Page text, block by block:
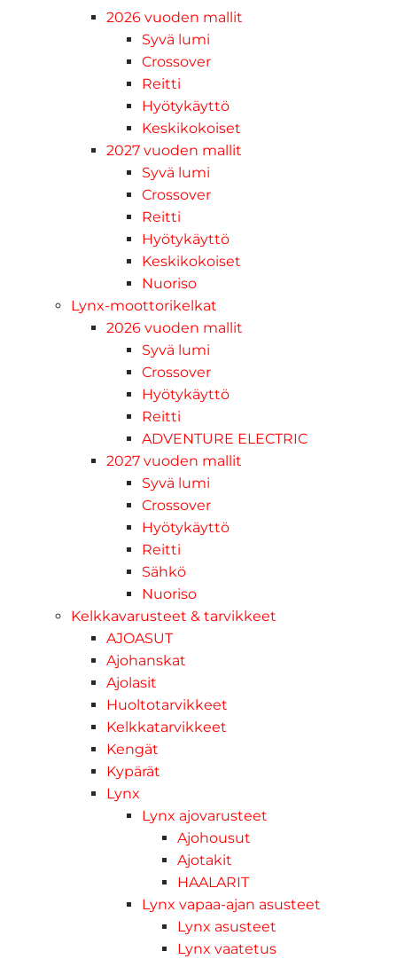
2026 vuoden mallit
Syvä lumi
Crossover
Reitti
Hyötykäyttö
Keskikokoiset
2027 vuoden mallit
Syvä lumi
Crossover
Reitti
Hyötykäyttö
Keskikokoiset
Nuoriso
Lynx-moottorikelkat
2026 vuoden mallit
Syvä lumi
Crossover
Hyötykäyttö
Reitti
ADVENTURE ELECTRIC
2027 vuoden mallit
Syvä lumi
Crossover
Hyötykäyttö
Reitti
Sähkö
Nuoriso
Kelkkavarusteet & tarvikkeet
AJOASUT
Ajohanskat
Ajolasit
Huoltotarvikkeet
Kelkkatarvikkeet
Kengät
Kypärät
Lynx
Lynx ajovarusteet
Ajohousut
Ajotakit
HAALARIT
Lynx vapaa-ajan asusteet
Lynx asusteet
Lynx vaatetus